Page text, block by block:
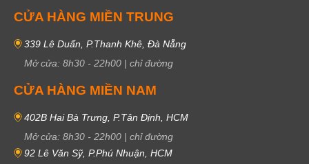
CỬA HÀNG MIỀN TRUNG
339 Lê Duẩn, P.Thanh Khê, Đà Nẵng
Mở cửa: 8h30 - 22h00 | chỉ đường
CỬA HÀNG MIỀN NAM
402B Hai Bà Trưng, P.Tân Định, HCM
Mở cửa: 8h30 - 22h00 | chỉ đường
92 Lê Văn Sỹ, P.Phú Nhuận, HCM